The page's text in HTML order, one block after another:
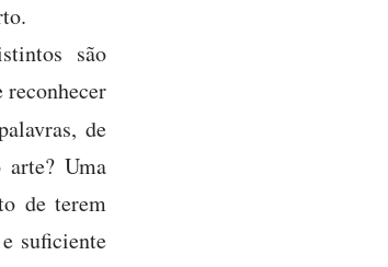
são
reconhecer
de
Uma
de terem
suficiente